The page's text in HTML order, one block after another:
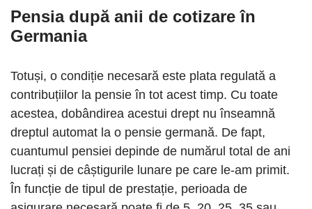
Pensia după anii de cotizare în
Germania
Totuși, o condiție necesară este plata regulată a
contribuțiilor la pensie în tot acest timp. Cu toate
acestea, dobândirea acestui drept nu înseamnă
dreptul automat la o pensie germană. De fapt,
cuantumul pensiei depinde de numărul total de ani
lucrați și de câștigurile lunare pe care le-am primit.
În funcție de tipul de prestație, perioada de